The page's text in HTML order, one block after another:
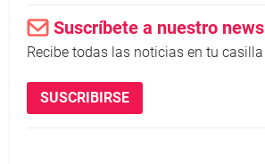
Suscríbete a nuestro
Recibe todas las noticias en tu
SUSCRIBIRSE